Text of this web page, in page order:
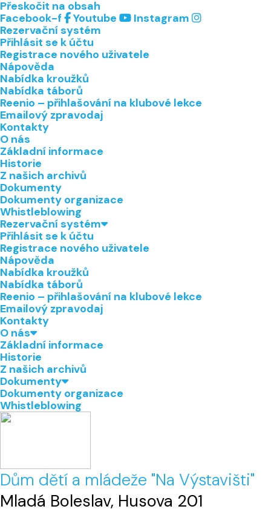
Přeskočit na obsah
Facebook-f
Youtube
Instagram
Rezervační systém
Přihlásit se k účtu
Registrace nového uživatele
Nápověda
Nabídka kroužků
Nabídka táborů
Reenio – přihlašování na klubové lekce
Emailový zpravodaj
Kontakty
O nás
Základní informace
Historie
Z našich archivů
Dokumenty
Dokumenty organizace
Whistleblowing
Rezervační systém
Přihlásit se k účtu
Registrace nového uživatele
Nápověda
Nabídka kroužků
Nabídka táborů
Reenio – přihlašování na klubové lekce
Emailový zpravodaj
Kontakty
O nás
Základní informace
Historie
Z našich archivů
Dokumenty
Dokumenty organizace
Whistleblowing
Dům dětí a mládeže "Na Výstavišti"
Mladá Boleslav, Husova 201